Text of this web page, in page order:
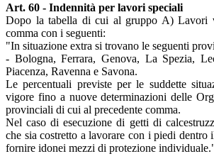
Art. 60 - Indennità per lavori speciali
Dopo la tabella di cui al gruppo A) Lavori
comma con i seguenti:
"In situazione extra si trovano le seguenti
- Bologna, Ferrara, Genova, La Spezia,
Piacenza, Ravenna e Savona.
Le percentuali previste per le suddette
vigore fino a nuove determinazioni delle
provinciali di cui al precedente comma.
Nel caso di esecuzione di getti di
che sia costretto a lavorare con i piedi dentro
fornire idonei mezzi di protezione